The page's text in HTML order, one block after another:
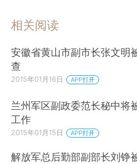
相关阅读
安徽省黄山市副市长张文明
查
2015年01月16日 APP打开
兰州军区副政委范长秘中将
工作
2015年01月15日 APP打开
解放军总后勤部副部长刘铮